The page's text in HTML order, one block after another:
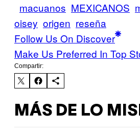
macuanos MEXICANOS
oisey origen reseña
Follow Us On Discover
Make Us Preferred In Top
Compartir:
MÁS DE LO